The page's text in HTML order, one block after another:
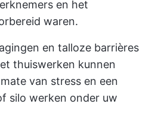
en het
waren.
en talloze barrières
thuiswerken kunnen
van stress en een
silo werken onder uw